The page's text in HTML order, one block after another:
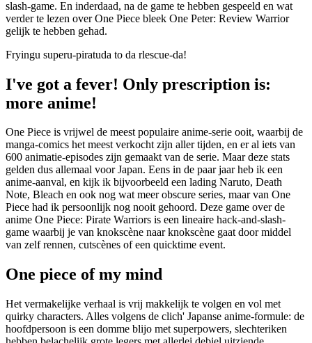
slash-game. En inderdaad, na de game te hebben gespeeld en wat
verder te lezen over One Piece bleek One Peter: Review Warrior
gelijk te hebben gehad.
Fryingu superu-piratuda to da rlescue-da!
I've got a fever! Only prescription is:
more anime!
One Piece is vrijwel de meest populaire anime-serie ooit, waarbij de
manga-comics het meest verkocht zijn aller tijden, en er al iets van
600 animatie-episodes zijn gemaakt van de serie. Maar deze stats
gelden dus allemaal voor Japan. Eens in de paar jaar heb ik een
anime-aanval, en kijk ik bijvoorbeeld een lading Naruto, Death
Note, Bleach en ook nog wat meer obscure series, maar van One
Piece had ik persoonlijk nog nooit gehoord. Deze game over de
anime One Piece: Pirate Warriors is een lineaire hack-and-slash-
game waarbij je van knokscène naar knokscène gaat door middel
van zelf rennen, cutscènes of een quicktime event.
One piece of my mind
Het vermakelijke verhaal is vrij makkelijk te volgen en vol met
quirky characters. Alles volgens de clich' Japanse anime-formule: de
hoofdpersoon is een domme blijo met superpowers, slechteriken